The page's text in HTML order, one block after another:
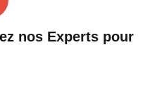
nos Experts pour